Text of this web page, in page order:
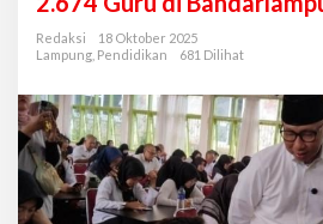
r
n
u
M
i
r
z
a
T
Redaksi
18 Oktober 2025
Lampung Pendidikan 681 Dilihat